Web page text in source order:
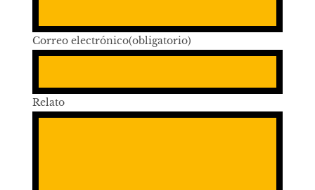
Correo electrónico(obligatorio)
Relato